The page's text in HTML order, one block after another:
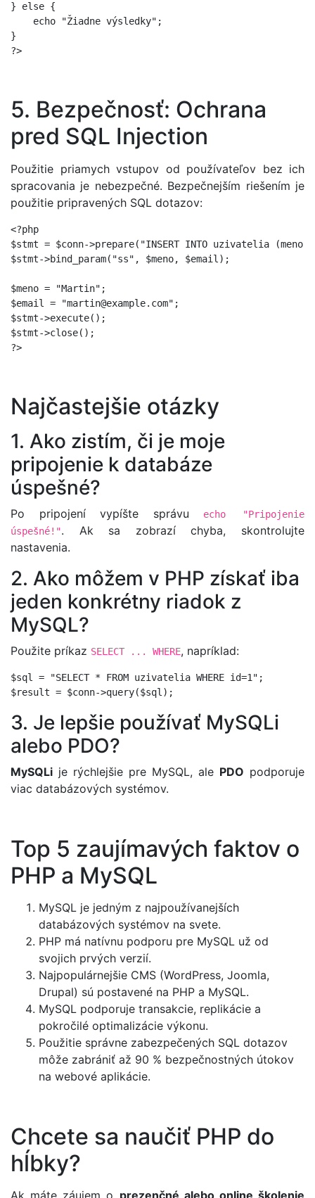
} else {
    echo "Žiadne výsledky";
}
5. Bezpečnosť: Ochrana
pred SQL Injection
Použitie priamych vstupov od používateľov bez ich
spracovania je nebezpečné. Bezpečnejším riešením je
použitie pripravených SQL dotazov:
<?php
$stmt = $conn->prepare("INSERT INTO uzivatelia
$stmt->bind_param("ss", $meno, $email);
$meno = "Martin";
$email = "martin@example.com";
$stmt->execute();
$stmt->close();
Najčastejšie otázky
1. Ako zistím, či je moje
pripojenie k databáze
úspešné?
Po pripojení vypíšte správu
echo "Pripojenie
úspešné!". Ak sa zobrazí chyba, skontrolujte
nastavenia.
2. Ako môžem v PHP získať iba
jeden konkrétny riadok z
MySQL?
Použite príkaz SELECT ... WHERE, napríklad:
$sql = "SELECT * FROM uzivatelia WHERE id=1";
3. Je lepšie používať MySQLi
alebo PDO?
MySQLi je rýchlejšie pre MySQL, ale PDO podporuje
viac databázových systémov.
Top 5 zaujímavých faktov o
PHP a MySQL
MySQL je jedným z najpoužívanejších
databázových systémov na svete.
PHP má natívnu podporu pre MySQL už od
svojich prvých verzií.
Najpopulárnejšie CMS (WordPress, Joomla,
Drupal) sú postavené na PHP a MySQL.
MySQL podporuje transakcie, replikácie a
pokročilé optimalizácie výkonu.
Použitie správne zabezpečených SQL dotazov
môže zabrániť až 90 % bezpečnostných útokov
na webové aplikácie.
Chcete sa naučiť PHP do
hĺbky?
Ak máte záujem o prezenčné alebo online školenie